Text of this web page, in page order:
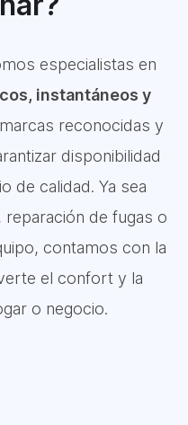
especialistas en
instantáneos y
reconocidas y
disponibilidad
de calidad. Ya sea
de fugas o
contamos con la
el confort y la
o negocio.